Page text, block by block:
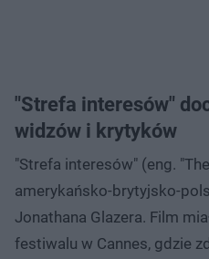
"Strefa interesów"
widzów i krytyków
"Strefa interesów" (eng.
amerykańsko-brytyjsko-
Jonathana Glazera. Film
festiwalu w Cannes, gdzie